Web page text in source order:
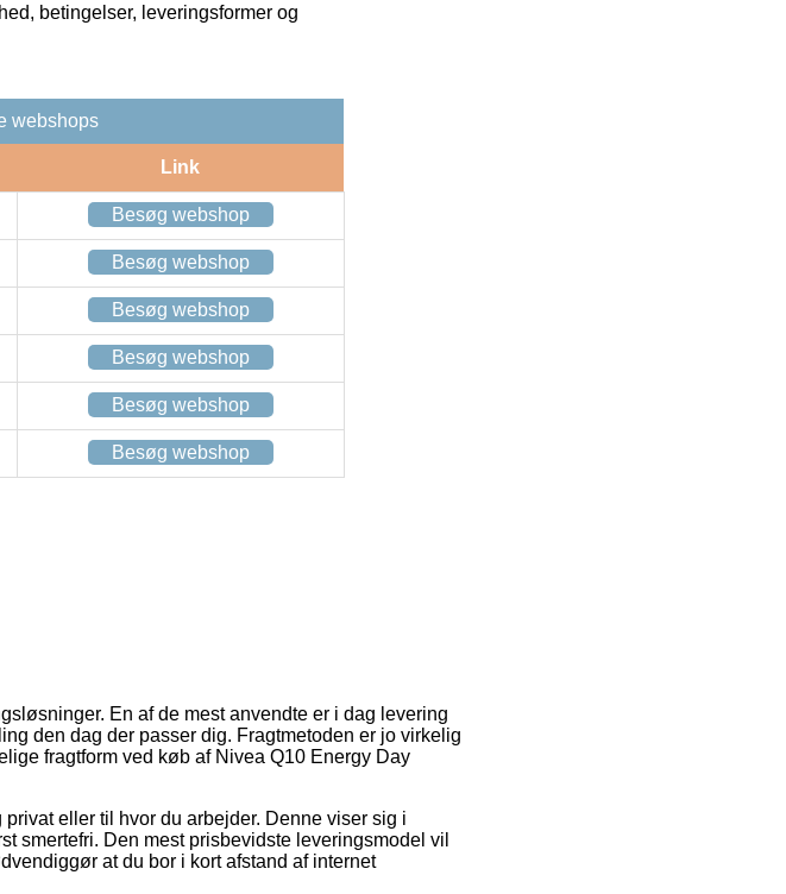
betingelser, leveringsformer og
webshops
Link
Besøg webshop
Besøg webshop
Besøg webshop
Besøg webshop
Besøg webshop
Besøg webshop
En af de mest anvendte er i dag levering
den dag der passer dig. Fragtmetoden er jo virkelig
fragtform ved køb af Nivea Q10 Energy Day
eller til hvor du arbejder. Denne viser sig i
smertefri. Den mest prisbevidste leveringsmodel vil
at du bor i kort afstand af internet